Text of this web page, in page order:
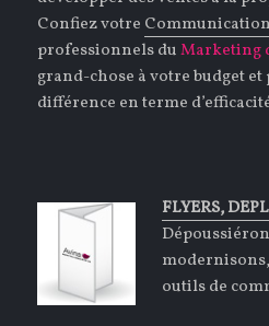
Confiez votre Communication
professionnels duMarketing
grand-chose à votre budget
différence en terme
FLYERS,
outils de